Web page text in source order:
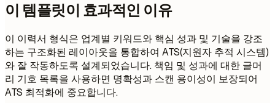
이 템플릿이 효과적인 이유
이 이력서 형식은 업계별 키워드와 핵심 성과 및 기술을 강조
하는 구조화된 레이아웃을 통합하여 ATS(지원자 추적 시스템)
와 잘 작동하도록 설계되었습니다. 책임 및 성과에 대한 글머
리 기호 목록을 사용하면 명확성과 스캔 용이성이 보장되어
ATS 최적화에 중요합니다.